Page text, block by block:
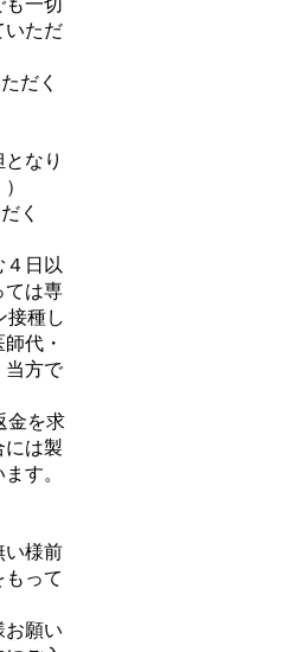
も一切
いただ
だく
なり
く
日以
ては専
接種し
代・
当方で
金を求
には製
す。
い様前
って
お願い